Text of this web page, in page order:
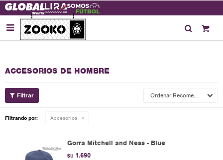

ACCESORIOS DE HOMBRE
Recomendados
Filtrando por: Accesorios
Gorra Mitchell and Ness - Blue
$U 1.690